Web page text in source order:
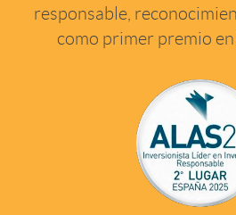
responsable,
como primer premio